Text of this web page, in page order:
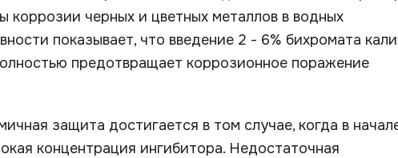
коррозии черных и цветных металлов в водных
показывает, что введение 2 - 6% бихромата
предотвращает коррозионное поражение
защита достигается в том случае, когда в
концентрация ингибитора. Недостаточная